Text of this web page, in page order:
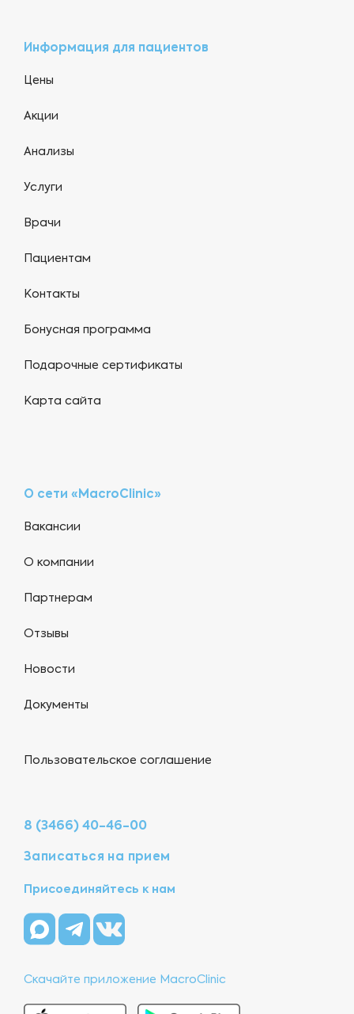
Информация для пациентов
Цены
Акции
Анализы
Услуги
Врачи
Пациентам
Контакты
Бонусная программа
Подарочные сертификаты
Карта сайта
О сети «MacroClinic»
Вакансии
О компании
Партнерам
Отзывы
Новости
Документы
Пользовательское соглашение
8 (3466) 40-46-00
Записаться на прием
Присоединяйтесь к нам
Скачайте приложение MacroClinic